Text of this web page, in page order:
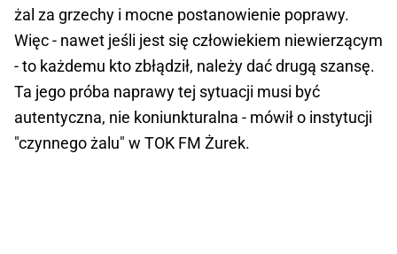
żal za grzechy i mocne postanowienie poprawy.
Więc - nawet jeśli jest się człowiekiem niewierzącym
- to każdemu kto zbłądził, należy dać drugą szansę.
Ta jego próba naprawy tej sytuacji musi być
autentyczna, nie koniunkturalna - mówił o instytucji
"czynnego żalu" w TOK FM Żurek.